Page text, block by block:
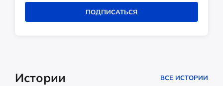
ПОДПИСАТЬСЯ
Истории ВСЕ ИСТОРИИ